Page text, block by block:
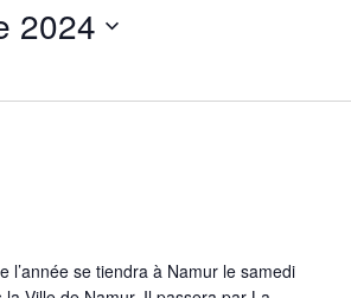
2024
l’année se tiendra à Namur le samedi